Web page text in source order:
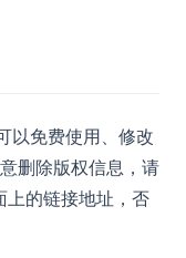
以免费使用、修改
删除版权信息，请
的链接地址，否